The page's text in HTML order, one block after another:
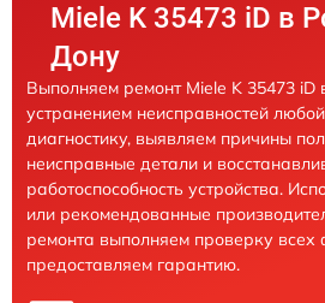
Miele K 35473 iD в
Дону
Выполняем ремонт Miele K 35473 iD
устранением неисправностей
диагностику, выявляем причины
неисправные детали и
работоспособность устройства.
или рекомендованные
ремонта выполняем проверку всех
предоставляем гарантию.